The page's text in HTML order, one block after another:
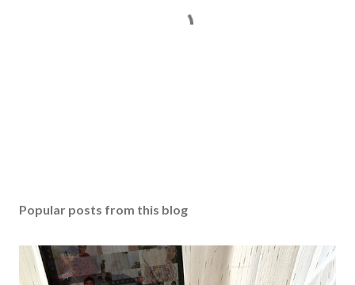
Popular posts from this blog